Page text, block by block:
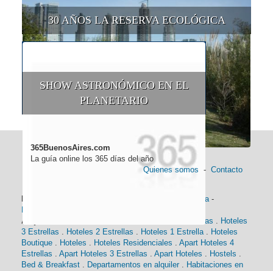
30 AÑOS LA RESERVA ECOLÓGICA
SHOW ASTRONÓMICO EN EL
PLANETARIO
365BuenosAires.com
La guía online los 365 días del año
Quienes somos - Contacto
Historia-
Alojamiento:
Hoteles 4 Estrellas . Hoteles
3 Estrellas . Hoteles 2 Estrellas . Hoteles 1 Estrella. Hoteles
Boutique . Hoteles . Hoteles Residenciales . Apart Hoteles 4
Estrellas . Apart Hoteles 3 Estrellas . Apart Hoteles . Hostels .
Bed & Breakfast . Departamentos en alquiler . Habitaciones en